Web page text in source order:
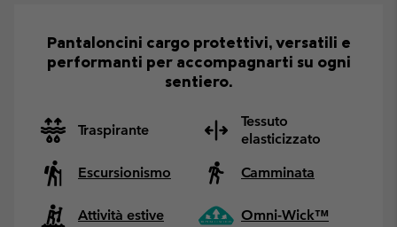
Pantaloncini cargo protettivi, versatili e
performanti per accompagnarti su ogni
sentiero.
Traspirante
Tessuto
elasticizzato
Escursionismo
Camminata
Attività estive Omni-Wick™